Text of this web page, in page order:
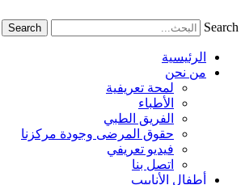
Search
Search
الرئيسية
من نحن
لمحة تعريفية
الأطباء
الفريق الطبي
حقوق المرضى وجودة مركزنا
فيديو تعريفي
اتصل بنا
أطفال الأنابيب